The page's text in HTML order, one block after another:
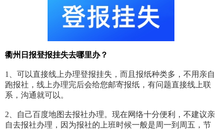
衢州日报登报挂失去哪里办？
1、可以直接线上办理登报挂失，而且报纸种类多，不用亲自
跑报社，线上办理完后会给您邮寄报纸，有问题直接线上联
系，沟通就可以。
2、自己百度地图去报社办理。现在网络十分便利，不建议亲
自去报社办理，因为报社的上班时候一般是周一到周五，节